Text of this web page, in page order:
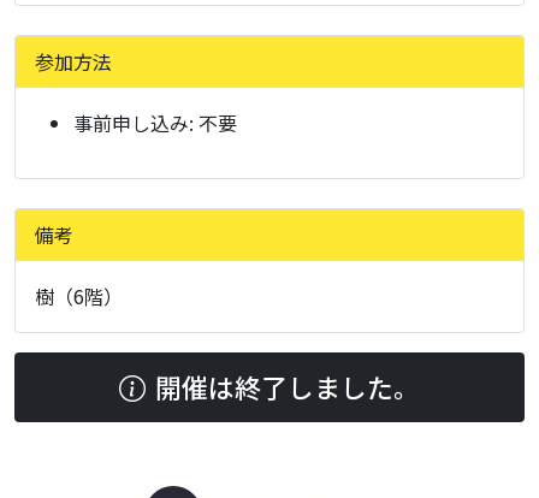
参加方法
事前申し込み: 不要
備考
樹（6階）
開催は終了しました。